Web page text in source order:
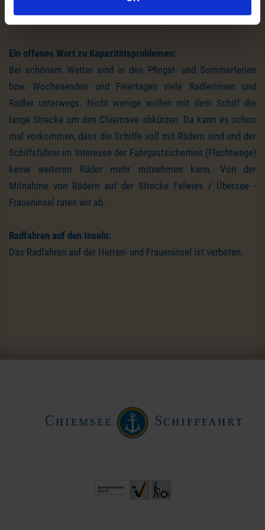
Sommermonaten angeboten wird. Den genauen Zeitraum
Ein offenes Wort zu Kapazitätsproblemen:
Bei schönem Wetter sind in den Pfingst- und Sommerferien
bzw. Wochenenden und Feiertagen viele Radlerinnen und
Radler unterwegs. Nicht wenige wollen mit dem Schiff die
lange Strecke um den Chiemsee abkürzen. Da kann es schon
mal vorkommen, dass die Schiffe voll mit Rädern sind und der
Schiffsführer im Interesse der Fahrgastsicherheit (Fluchtwege)
keine weiteren Räder mehr mitnehmen kann. Von der
Mitnahme von Rädern auf der Strecke Felwies / Übersee -
Fraueninsel raten wir ab.
Radfahren auf den Inseln:
Das Radfahren auf der Herren- und Fraueninsel ist verboten.